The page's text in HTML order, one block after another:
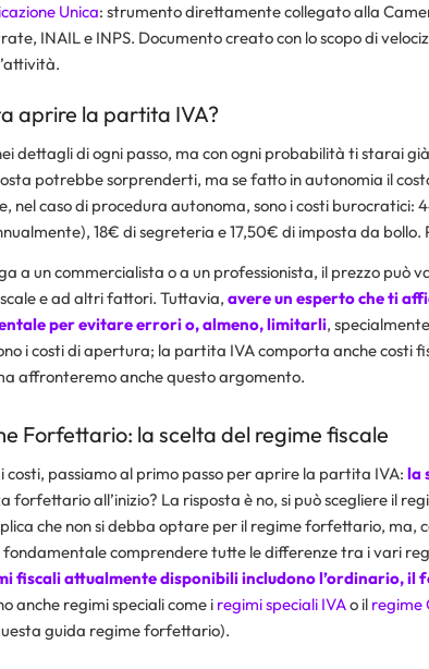
Unica: strumento direttamente collegato alla
INAIL e INPS. Documento creato con lo scopo di
aprire la partita IVA?
dettagli di ogni passo, ma con ogni probabilità ti starai
potrebbe sorprenderti, ma se fatto in autonomia il
nel caso di procedura autonoma, sono i costi burocratici:
18€ di segreteria e 17,50€ di imposta da bollo.
a un commercialista o a un professionista, il prezzo può
e ad altri fattori. Tuttavia, avere un esperto che ti
per evitare errori o, almeno, limitarli,
i costi di apertura; la partita IVA comporta anche costi
affronteremo anche questo argomento.
Forfettario: la scelta del regime fiscale
costi, passiamo al primo passo per aprire la partita IVA: la
forfettario all’inizio? La risposta è no, si può scegliere il
che non si debba optare per il regime forfettario, ma,
comprendere tutte le differenze tra i vari
fiscali attualmente disponibili includono l’ordinario, il
anche regimi speciali come i regimi speciali IVAo il regime
guida regime forfettario).